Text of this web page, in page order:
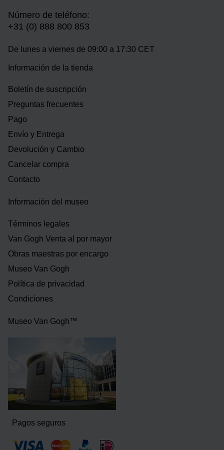
Número de teléfono:
+31 (0) 888 800 853
De lunes a viernes de 09:00 a 17:30 CET
Información de la tienda
Boletín de suscripción
Preguntas frecuentes
Pago
Envío y Entrega
Devolución y Cambio
Cancelar compra
Contacto
Información del museo
Términos legales
Van Gogh Venta al por mayor
Obras maestras por encargo
Museo Van Gogh
Política de privacidad
Condiciones
Museo Van Gogh™
Pagos seguros